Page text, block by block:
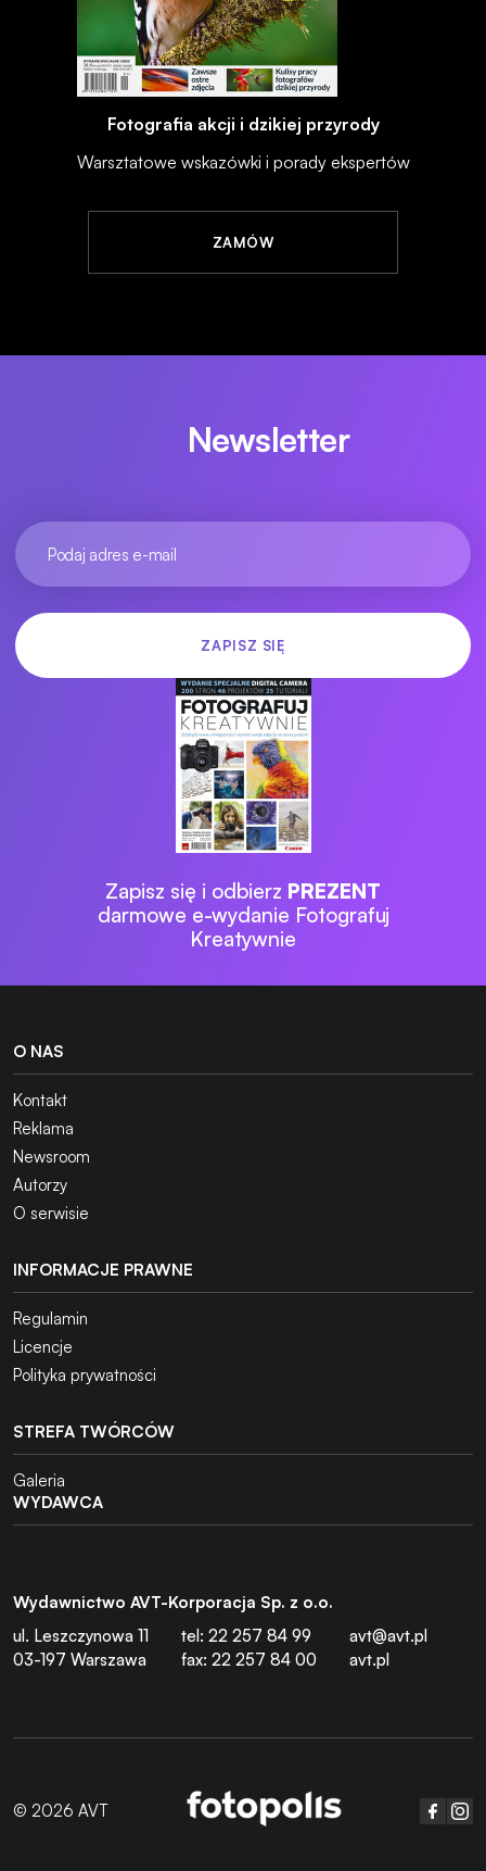
Fotografia akcji i dzikiej przyrody
Warsztatowe wskazówki i porady ekspertów
ZAMÓW
Newsletter
Zapisz się i odbierz PREZENT
darmowe e-wydanie Fotografuj
Kreatywnie
O NAS
Kontakt
Reklama
Newsroom
Autorzy
O serwisie
INFORMACJE PRAWNE
Regulamin
Licencje
Polityka prywatności
STREFA TWÓRCÓW
Galeria
WYDAWCA
Wydawnictwo AVT-Korporacja Sp. z o.o.
ul. Leszczynowa 11
03-197 Warszawa
tel: 22 257 84 99
fax: 22 257 84 00
avt@avt.pl
avt.pl
© 2026 AVT